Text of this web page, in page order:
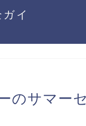
イ
のサマー